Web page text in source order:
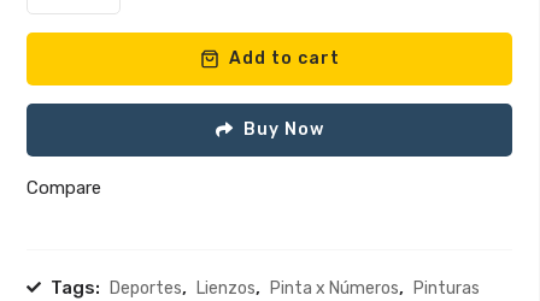
-
Cristiano
quantity
Add to cart
Buy Now
Compare
Tags: Deportes, Lienzos, Pinta x Números,
Pinturas